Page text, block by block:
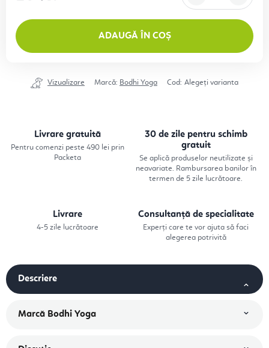
ADAUGĂ ÎN COȘ
Vizualizare Marcă: Bodhi Yoga Cod: Alegeţi varianta
Livrare gratuită
Pentru comenzi peste 490 lei prin
Packeta
30 de zile pentru schimb
gratuit
Se aplică produselor neutilizate și
neavariate. Rambursarea banilor în
termen de 5 zile lucrătoare.
Livrare
4-5 zile lucrătoare
Consultanță de specialitate
Experți care te vor ajuta să faci
alegerea potrivită
Descriere
Marcă Bodhi Yoga